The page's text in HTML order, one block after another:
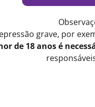
grave, por
de 18 anos é